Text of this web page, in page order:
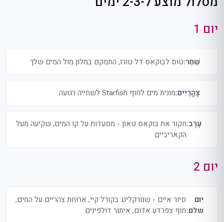
יום 1
שַׁחַר:טוס לבוקאס דל טורו, התמקם במלון מול המים שלך
צָהֳרַיִים:מונית מים לחוף Starfish לשחייה רגועה
עֶרֶב:חקור את בוקאס טאון - מסעדות על קו המים, שקיעה מעל
הקאריביים
יום 2
יום
שלם:
סיור איים - שנורקלינג בקורל קיי, ארוחת צהריים על המים,
חוף צפרדע אדום, איתור דולפינים